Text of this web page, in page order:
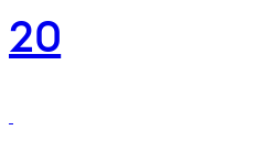
20